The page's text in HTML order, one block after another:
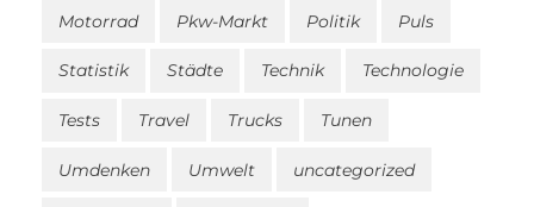
Motorrad Pkw-Markt Politik Puls
Statistik Städte Technik Technologie
Tests Travel Trucks Tunen
Umdenken Umwelt uncategorized